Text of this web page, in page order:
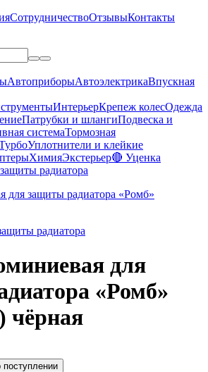
СотрудничествоОтзывыКонтакты
АвтоприборыАвтоэлектрикаВпускная
ИнтерьерКрепеж колесОдежда
Патрубки и шлангиПодвеска и
системаТормозная
Уплотнители и клейкие
ХимияЭкстерьер🔴 Уценка
радиатора
радиатора
для
«Ромб»
чёрная